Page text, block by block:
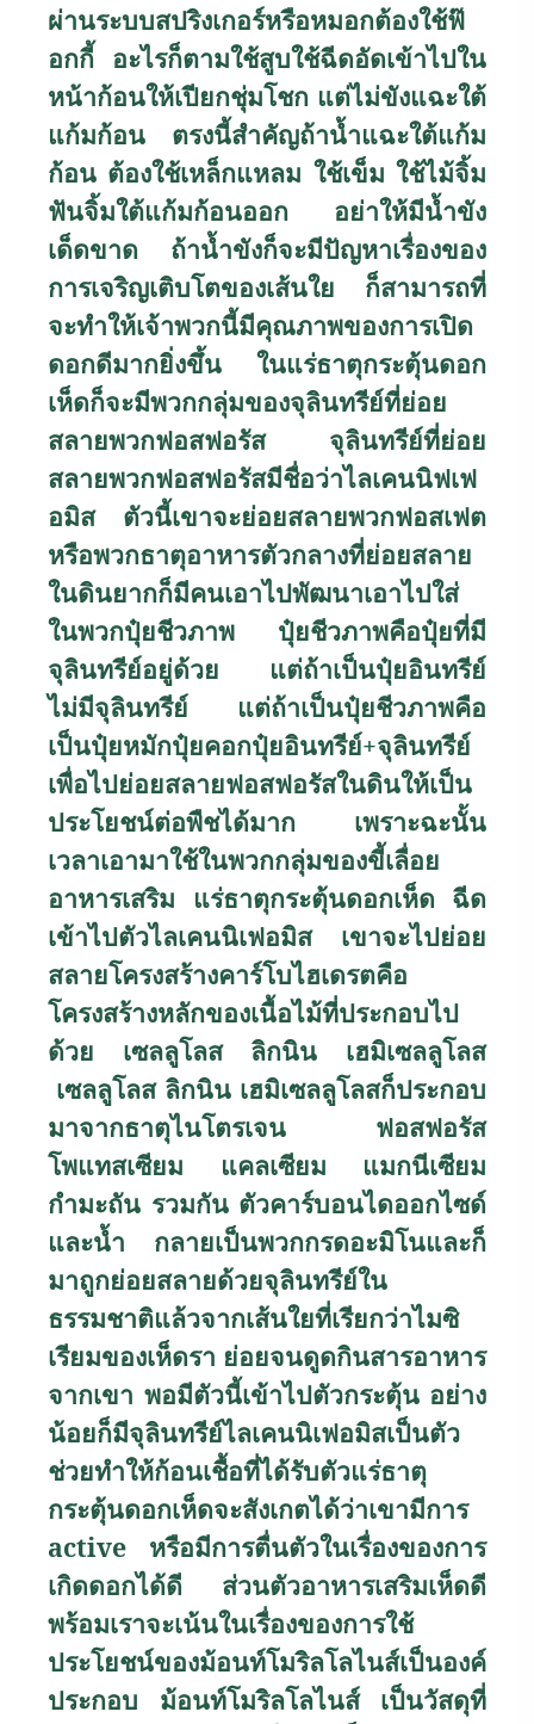
ผ่านระบบสปริงเกอร์หรือหมอกต้องใช้ฟ๊
อกกี้ อะไรก็ตามใช้สูบใช้ฉีดอัดเข้าไปใน
หน้าก้อนให้เปียกชุ่มโชก แต่ไม่ขังแฉะใต้
แก้มก้อน ตรงนี้สำคัญถ้าน้ำแฉะใต้แก้ม
ก้อน ต้องใช้เหล็กแหลม ใช้เข็ม ใช้ไม้จิ้ม
ฟันจิ้มใต้แก้มก้อนออก อย่าให้มีน้ำขัง
เด็ดขาด ถ้าน้ำขังก็จะมีปัญหาเรื่องของ
การเจริญเติบโตของเส้นใย ก็สามารถที่
จะทำให้เจ้าพวกนี้มีคุณภาพของการเปิด
ดอกดีมากยิ่งขึ้น ในแร่ธาตุกระตุ้นดอก
เห็ดก็จะมีพวกกลุ่มของจุลินทรีย์ที่ย่อย
สลายพวกฟอสฟอรัส จุลินทรีย์ที่ย่อย
สลายพวกฟอสฟอรัสมีชื่อว่าไลเคนนิฟเฟ
อมิส ตัวนี้เขาจะย่อยสลายพวกฟอสเฟต
หรือพวกธาตุอาหารตัวกลางที่ย่อยสลาย
ในดินยากก็มีคนเอาไปพัฒนาเอาไปใส่
ในพวกปุ๋ยชีวภาพ ปุ๋ยชีวภาพคือปุ๋ยที่มี
จุลินทรีย์อยู่ด้วย แต่ถ้าเป็นปุ๋ยอินทรีย์
ไม่มีจุลินทรีย์ แต่ถ้าเป็นปุ๋ยชีวภาพคือ
เป็นปุ๋ยหมักปุ๋ยคอกปุ๋ยอินทรีย์+จุลินทรีย์
เพื่อไปย่อยสลายฟอสฟอรัสในดินให้เป็น
ประโยชน์ต่อพืชได้มาก เพราะฉะนั้น
เวลาเอามาใช้ในพวกกลุ่มของขี้เลื่อย
อาหารเสริม แร่ธาตุกระตุ้นดอกเห็ด ฉีด
เข้าไปตัวไลเคนนิเฟอมิส เขาจะไปย่อย
สลายโครงสร้างคาร์โบไฮเดรตคือ
โครงสร้างหลักของเนื้อไม้ที่ประกอบไป
ด้วย เซลลูโลส ลิกนิน เฮมิเซลลูโลส
เซลลูโลส ลิกนิน เฮมิเซลลูโลสก็ประกอบ
มาจากธาตุไนโตรเจน ฟอสฟอรัส
โพแทสเซียม แคลเซียม แมกนีเซียม
กำมะถัน รวมกัน ตัวคาร์บอนไดออกไซด์
และน้ำ กลายเป็นพวกกรดอะมิโนและก็
มาถูกย่อยสลายด้วยจุลินทรีย์ใน
ธรรมชาติแล้วจากเส้นใยที่เรียกว่าไมซิ
เรียมของเห็ดรา ย่อยจนดูดกินสารอาหาร
จากเขา พอมีตัวนี้เข้าไปตัวกระตุ้น อย่าง
น้อยก็มีจุลินทรีย์ไลเคนนิเฟอมิสเป็นตัว
ช่วยทำให้ก้อนเชื้อที่ได้รับตัวแร่ธาตุ
กระตุ้นดอกเห็ดจะสังเกตได้ว่าเขามีการ
active หรือมีการตื่นตัวในเรื่องของการ
เกิดดอกได้ดี ส่วนตัวอาหารเสริมเห็ดดี
พร้อมเราจะเน้นในเรื่องของการใช้
ประโยชน์ของม้อนท์โมริลโลไนส์เป็นองค์
ประกอบ ม้อนท์โมริลโลไนส์ เป็นวัสดุที่